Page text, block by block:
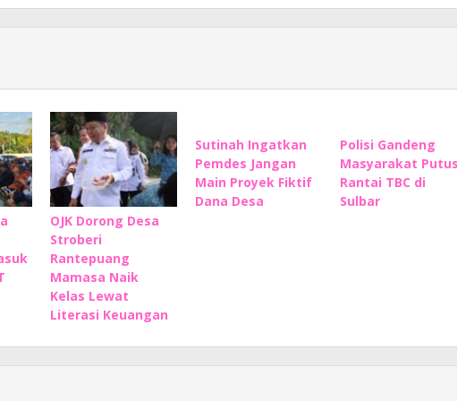
OJK Dorong Desa
Stroberi
Rantepuang
Mamasa Naik
Kelas Lewat
Literasi Keuangan
Sutinah Ingatkan
Pemdes Jangan
Main Proyek Fiktif
Dana Desa
Polisi Gandeng
Masyarakat
Rantai TBC di
Sulbar